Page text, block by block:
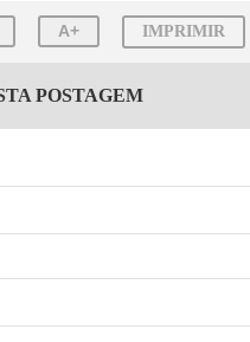
A+ IMPRIMIR
POSTAGEM